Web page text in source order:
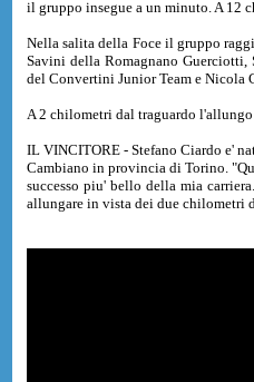
il gruppo insegue a un minuto. A 12
Nella salita della Foce il gruppo
Savini della Romagnano Guerciotti,
del Convertini Junior Team e Nicola
A 2 chilometri dal traguardo
IL VINCITORE - Stefano Ciardo e'
Cambiano in provincia di Torino.
successo piu' bello della mia
allungare in vista dei due chilometri